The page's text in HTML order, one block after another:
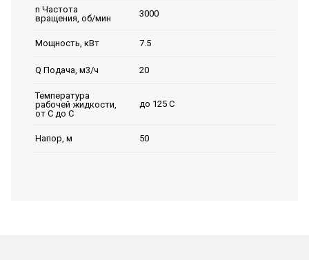
n Частота
вращения, об/мин
3000
Мощность, кВт 7.5
Q Подача, м3/ч 20
Температура
рабочей жидкости,
от С до С
до 125 С
Напор, м 50